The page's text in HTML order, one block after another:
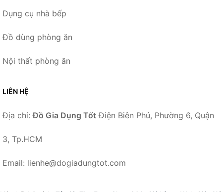
Dụng cụ nhà bếp
Đồ dùng phòng ăn
Nội thất phòng ăn
LIÊN HỆ
Địa chỉ:Đồ Gia Dụng Tốt Điện Biên Phủ, Phường 6, Quận
3, Tp.HCM
Email: lienhe@dogiadungtot.com